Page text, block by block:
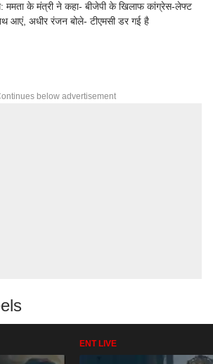
ममता के मंत्री ने कहा- बीजेपी के खिलाफ कांग्रेस-लेफ्ट
आएं, अधीर रंजन बोले- टीएमसी डर गई है
below advertisement
ENT LIVE